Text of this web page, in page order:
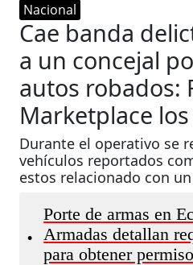
Nacional
Cae banda
a un concejal
autos robados:
Marketplace
Durante el operativo se
vehículos reportados
estos relacionado con
•
Porte de armas en
Armadas detallan
para obtener permiso